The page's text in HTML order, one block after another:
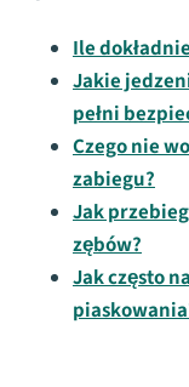
Ile
Jakie
pełni
Czego nie
zabiegu?
Jak
zębów?
Jak często